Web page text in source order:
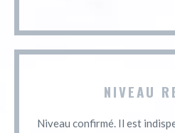
NIVEAU
Niveau confirmé. Il est